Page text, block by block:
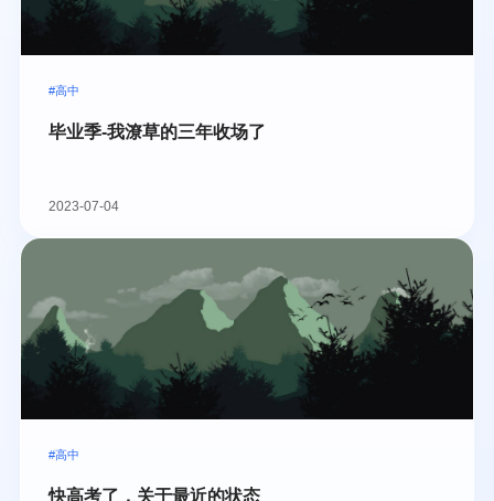
#高中
毕业季-我潦草的三年收场了
2023-07-04
#高中
快高考了，关于最近的状态